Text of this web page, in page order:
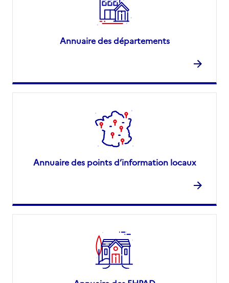
Annuaire des départements
Annuaire des points d’information locaux